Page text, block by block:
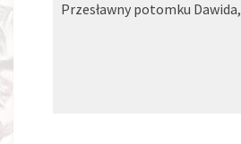
Przesławny potomku Dawida,